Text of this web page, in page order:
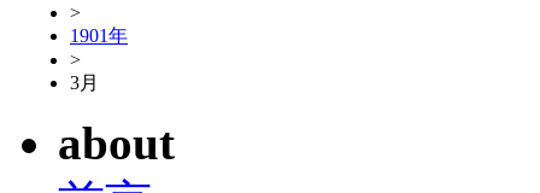
>
1901年
>
3月
about